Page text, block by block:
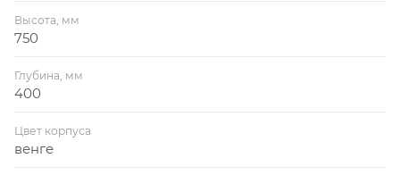
Высота, мм
750
Глубина, мм
400
Цвет корпуса
венге